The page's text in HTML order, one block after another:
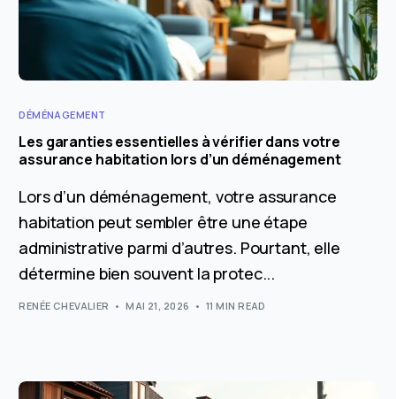
DÉMÉNAGEMENT
Les garanties essentielles à vérifier dans votre
assurance habitation lors d’un déménagement
Lors d’un déménagement, votre assurance
habitation peut sembler être une étape
administrative parmi d’autres. Pourtant, elle
détermine bien souvent la protec...
RENÉE CHEVALIER MAI 21, 2026 11 MIN READ